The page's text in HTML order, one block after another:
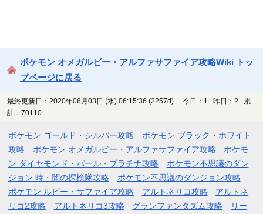
ポケモン オメガルビー・アルファサファイア攻略Wiki トッ
プページに戻る
最終更新日：2020年06月03日 (水) 06:15:36 (2257d)
今日：1 昨日：2 累
計：70110
ポケモン ゴールド・シルバー攻略
ポケモン ブラック・ホワイト
攻略
ポケモン オメガルビー・アルファサファイア攻略
ポケモ
ン ダイヤモンド・パール・プラチナ攻略
ポケモン不思議のダン
ジョン 時・闇の探検隊攻略
ポケモン不思議のダンジョン攻略
ポケモン ルビー・サファイア攻略
アルトネリコ攻略
アルトネ
リコ2攻略
アルトネリコ3攻略 グランファンタズム攻略
リー